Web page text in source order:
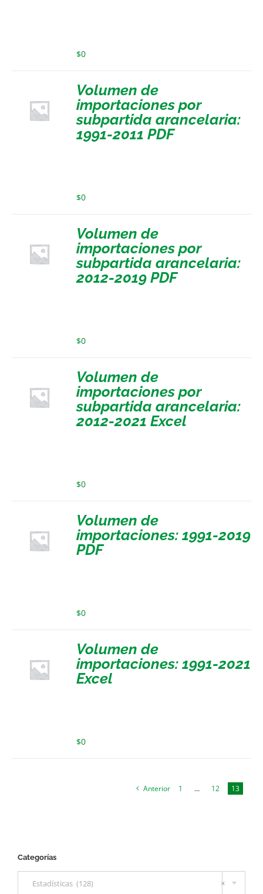
$0
Volumen de
importaciones por
subpartida arancelaria:
1991-2011 PDF
$0
Volumen de
importaciones por
subpartida arancelaria:
2012-2019 PDF
$0
Volumen de
importaciones por
subpartida arancelaria:
2012-2021 Excel
$0
Volumen de
importaciones: 1991-2019
PDF
$0
Volumen de
importaciones: 1991-2021
Excel
$0
Anterior 1 … 12 13
Categorías
×
Estadísticas (128)